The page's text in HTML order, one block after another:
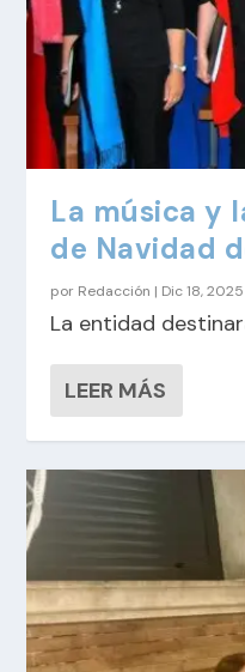
La música y
de Navidad
por Redacción | Dic 18, 2025
La entidad
LEER MÁS